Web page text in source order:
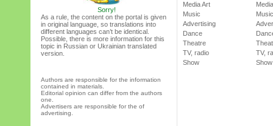
Sorry!
As a rule, the content on the portal is given
in original language, so translations into
different languages can’t be identical.
Possible, there is more information for this
topic in Russian or Ukrainian translated
version.
Authors are responsible for the information
contained in materials.
Editorial opinion can differ from the authors
one.
Advertisers are responsible for the of
advertising.
Media Art
Music
Advertising
Dance
Theatre
TV, radio
Show
Music
TV,
Show